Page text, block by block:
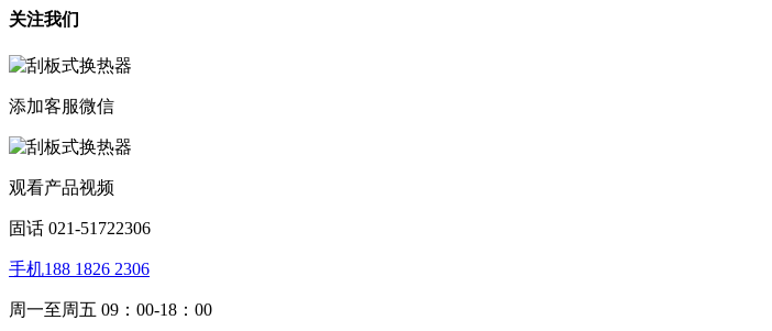
关注我们
添加客服微信
观看产品视频
固话 021-51722306
手机188 1826 2306
周一至周五 09：00-18：00